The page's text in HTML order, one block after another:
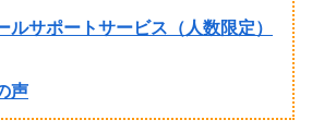
ルサポートサービス（人数限定）
声